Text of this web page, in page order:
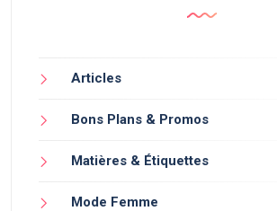
Articles
Bons Plans & Promos
Matières & Étiquettes
Mode Femme